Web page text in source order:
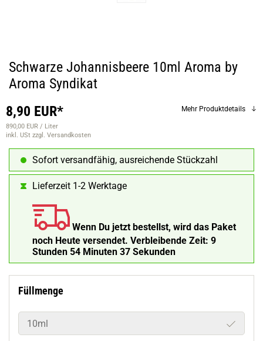
Schwarze Johannisbeere 10ml Aroma by
Aroma Syndikat
8,90 EUR*
890,00 EUR / Liter
inkl. USt zzgl. Versandkosten
Mehr Produktdetails
Sofort versandfähig, ausreichende Stückzahl
Lieferzeit 1-2 Werktage
Wenn Du jetzt bestellst, wird das Paket
noch Heute versendet. Verbleibende Zeit: 9
Stunden 54 Minuten 36 Sekunden
Füllmenge
10ml